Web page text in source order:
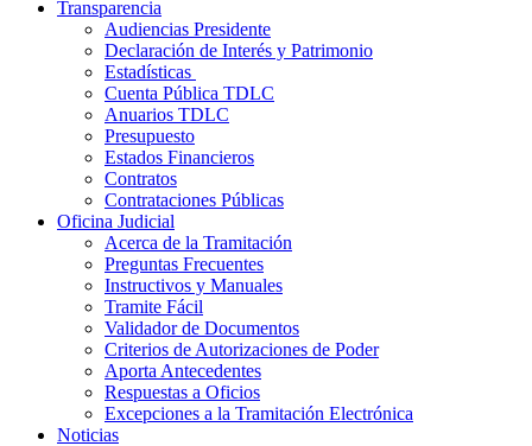
Transparencia
Audiencias Presidente
Declaración de Interés y Patrimonio
Estadísticas
Cuenta Pública TDLC
Anuarios TDLC
Presupuesto
Estados Financieros
Contratos
Contrataciones Públicas
Oficina Judicial
Acerca de la Tramitación
Preguntas Frecuentes
Instructivos y Manuales
Tramite Fácil
Validador de Documentos
Criterios de Autorizaciones de Poder
Aporta Antecedentes
Respuestas a Oficios
Excepciones a la Tramitación Electrónica
Noticias